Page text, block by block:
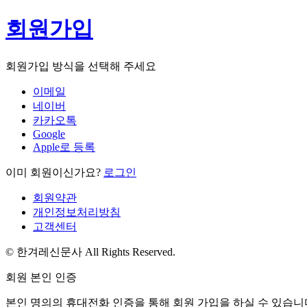
회원가입
회원가입 방식을 선택해 주세요
이메일
네이버
카카오톡
Google
Apple로 등록
이미 회원이신가요? 로그인
회원약관
개인정보처리방침
고객센터
© 한겨레신문사 All Rights Reserved.
회원 본인 인증
본인 명의의 휴대전화 인증을 통해 회원 가입을 하실 수 있습니